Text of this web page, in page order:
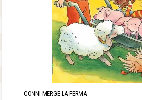
CONNI MERGE LA FERMA